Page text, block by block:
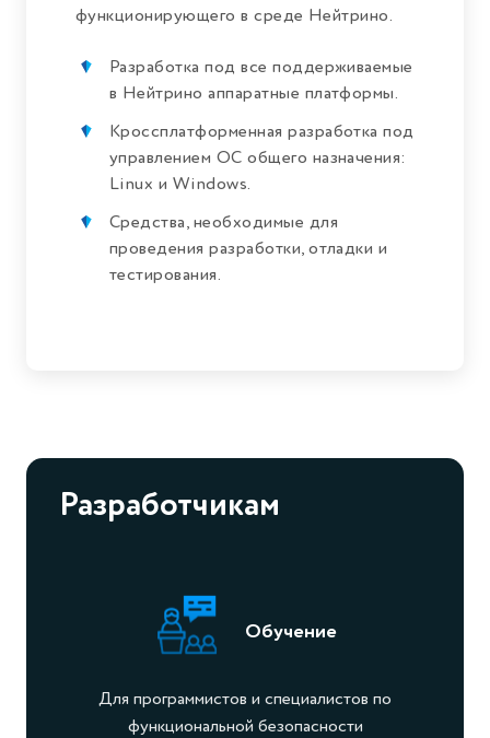
функционирующего в среде Нейтрино.
Разработка под все поддерживаемые
в Нейтрино аппаратные платформы.
Кроссплатформенная разработка под
управлением ОС общего назначения:
Linux и Windows.
Средства, необходимые для
проведения разработки, отладки и
тестирования.
Разработчикам
Обучение
Для программистов и специалистов по
функциональной безопасности